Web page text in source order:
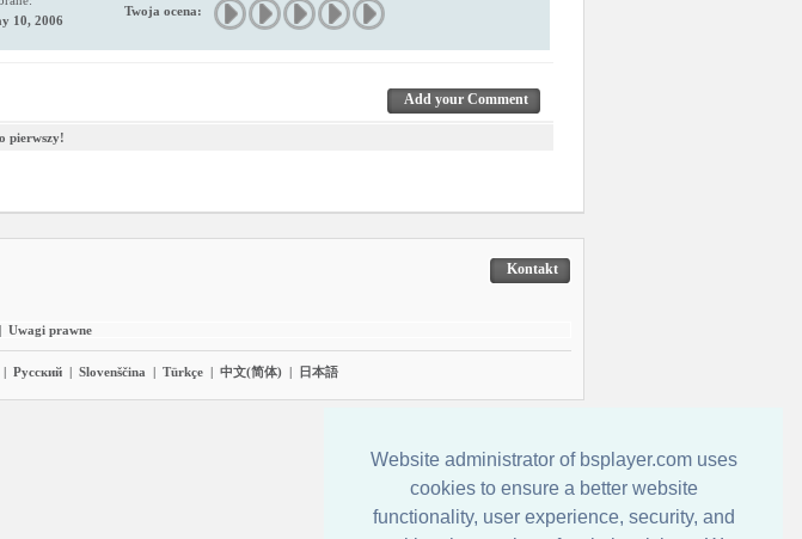
Website administrator of bsplayer.com uses
cookies to ensure a better website
functionality, user experience, security, and
10, 2006
Twoja ocena:
Add your Comment
pierwszy!
Kontakt
| Uwagi prawne
| Pyccĸий | Slovenščina | Türkçe | 中文(简体) | 日本語